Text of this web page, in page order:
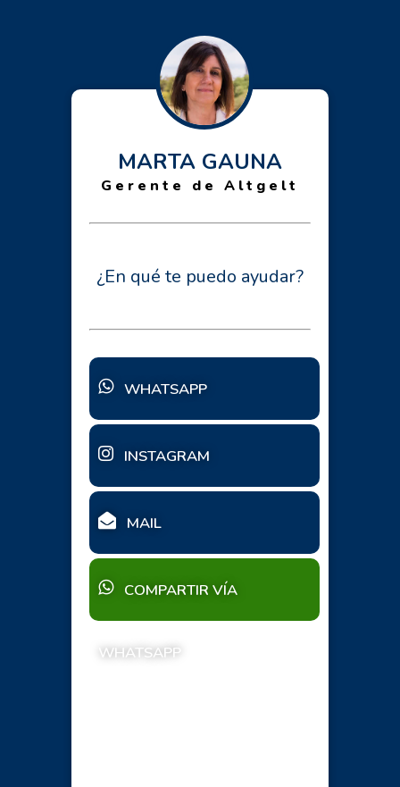
MARTA GAUNA
Gerente de Altgelt
¿En qué te puedo ayudar?
WHATSAPP
INSTAGRAM
MAIL
COMPARTIR VÍA
WHATSAPP